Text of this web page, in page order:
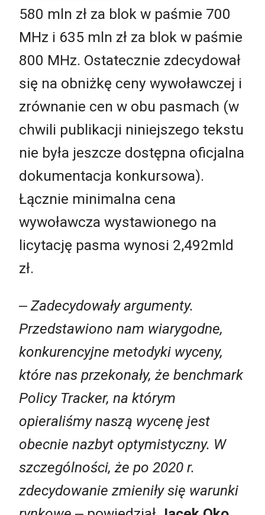
580 mln zł za blok w paśmie 700
MHz i 635 mln zł za blok w paśmie
800 MHz. Ostatecznie zdecydował
się na obniżkę ceny wywoławczej i
zrównanie cen w obu pasmach (w
chwili publikacji niniejszego tekstu
nie była jeszcze dostępna oficjalna
dokumentacja konkursowa).
Łącznie minimalna cena
wywoławcza wystawionego na
licytację pasma wynosi 2,492mld
zł.
‒ Zadecydowały argumenty.
Przedstawiono nam wiarygodne,
konkurencyjne metodyki wyceny,
które nas przekonały, że benchmark
Policy Tracker, na którym
opieraliśmy naszą wycenę jest
obecnie nazbyt optymistyczny. W
szczególności, że po 2020 r.
zdecydowanie zmieniły się warunki